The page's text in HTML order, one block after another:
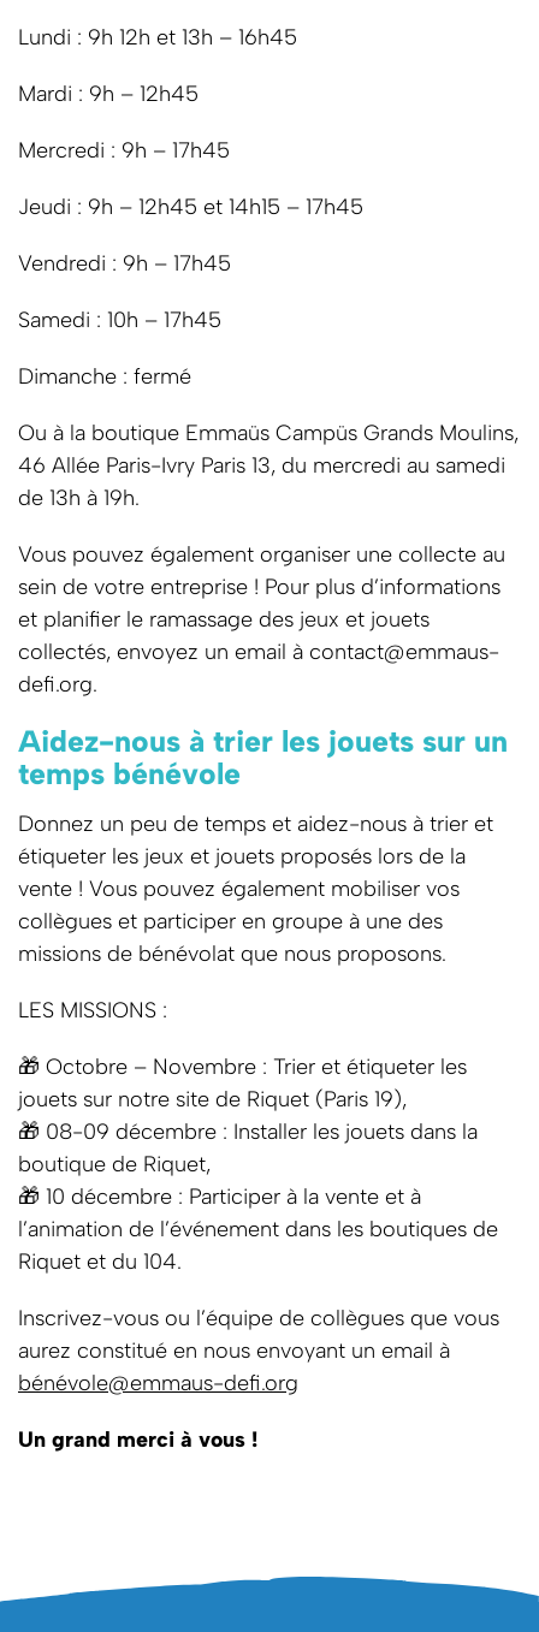
Lundi : 9h 12h et 13h – 16h45
Mardi : 9h – 12h45
Mercredi : 9h – 17h45
Jeudi : 9h – 12h45 et 14h15 – 17h45
Vendredi : 9h – 17h45
Samedi : 10h – 17h45
Dimanche : fermé
Ou à la boutique Emmaüs Campüs Grands Moulins,
46 Allée Paris-Ivry Paris 13, du mercredi au samedi
de 13h à 19h.
Vous pouvez également organiser une collecte au
sein de votre entreprise ! Pour plus d’informations
et planifier le ramassage des jeux et jouets
collectés, envoyez un email à contact@emmaus-
defi.org.
Aidez-nous à trier les jouets sur un
temps bénévole
Donnez un peu de temps et aidez-nous à trier et
étiqueter les jeux et jouets proposés lors de la
vente ! Vous pouvez également mobiliser vos
collègues et participer en groupe à une des
missions de bénévolat que nous proposons.
LES MISSIONS :
🎁 Octobre – Novembre : Trier et étiqueter les
jouets sur notre site de Riquet (Paris 19),
🎁 08-09 décembre : Installer les jouets dans la
boutique de Riquet,
🎁 10 décembre : Participer à la vente et à
l’animation de l’événement dans les boutiques de
Riquet et du 104.
Inscrivez-vous ou l’équipe de collègues que vous
aurez constitué en nous envoyant un email à
bénévole@emmaus-defi.org
Un grand merci à vous !